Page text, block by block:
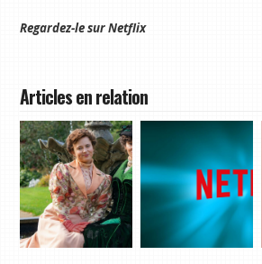
Regardez-le surNetflix
Articles en relation